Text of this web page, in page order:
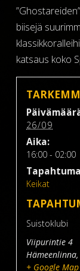
biisejä
katsaus koko
26/09
Aika:
16:00 - 02:00
Keikat
Suistoklubi
Viipurintie 4
Hämeenlinna,
+ Google Map